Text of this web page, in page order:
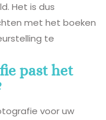
Het is dus
met het boeken
te
past het
voor uw